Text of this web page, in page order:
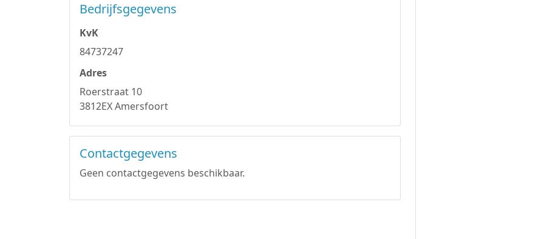
Bedrijfsgegevens
KvK
84737247
Adres
Roerstraat 10
3812EX Amersfoort
Contactgegevens
Geen contactgegevens beschikbaar.